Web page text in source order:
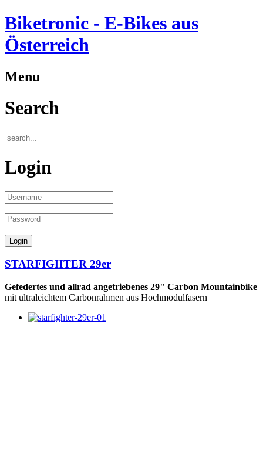
Biketronic - E-Bikes aus
Österreich
Menu
Search
Login
STARFIGHTER 29er
Gefedertes und allrad angetriebenes 29" Carbon Mountainbike
mit ultraleichtem Carbonrahmen aus Hochmodulfasern